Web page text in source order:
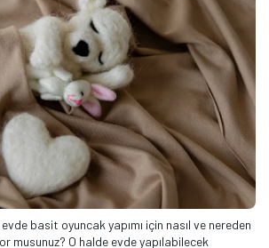
basit oyuncak yapımı için nasıl ve nereden
musunuz? O halde evde yapılabilecek